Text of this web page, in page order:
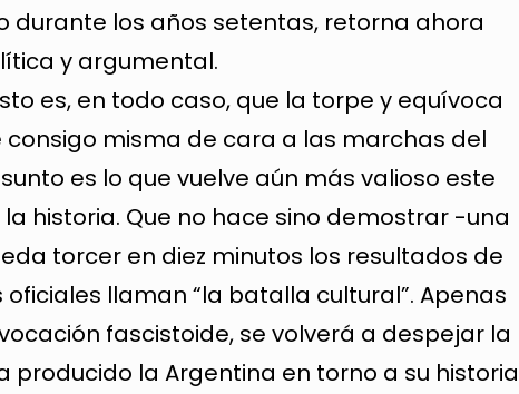
durante los años setentas, retorna ahora
y argumental.
es, en todo caso, que la torpe y equívoca
misma de cara a las marchas del
es lo que vuelve aún más valioso este
historia. Que no hace sino demostrar -una
torcer en diez minutos los resultados de
llaman “la batalla cultural”. Apenas
fascistoide, se volverá a despejar la
producido la Argentina en torno a su historia